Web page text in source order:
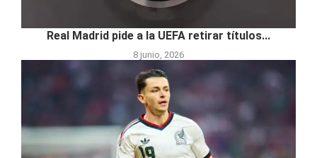
Real Madrid pide a la UEFA retirar títulos...
8 junio, 2026